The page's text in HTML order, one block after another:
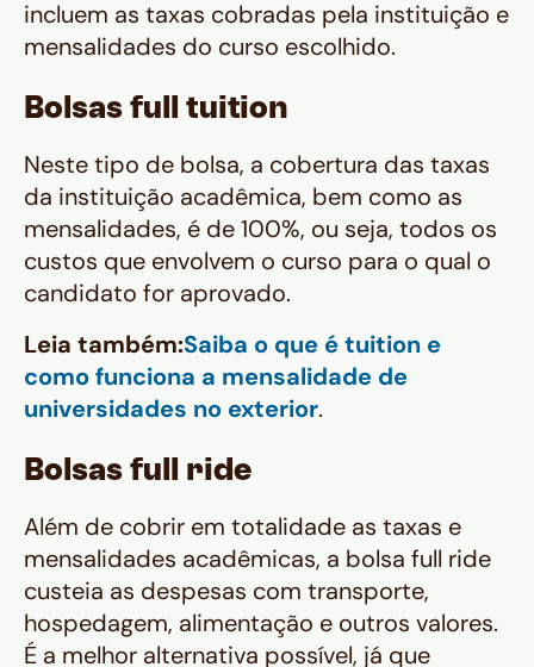
incluem as taxas cobradas pela instituição e
mensalidades do curso escolhido.
Bolsas full tuition
Neste tipo de bolsa, a cobertura das taxas
da instituição acadêmica, bem como as
mensalidades, é de 100%, ou seja, todos os
custos que envolvem o curso para o qual o
candidato for aprovado.
Leia também:Saiba o que é tuition e
como funciona a mensalidade de
universidades no exterior.
Bolsas full ride
Além de cobrir em totalidade as taxas e
mensalidades acadêmicas, a bolsa full ride
custeia as despesas com transporte,
hospedagem, alimentação e outros valores.
É a melhor alternativa possível, já que